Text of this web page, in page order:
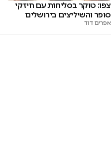
צפו: טוקר בסליחות עם חיזקי
סופר והשיליצים בירושלים
אפרים דוד